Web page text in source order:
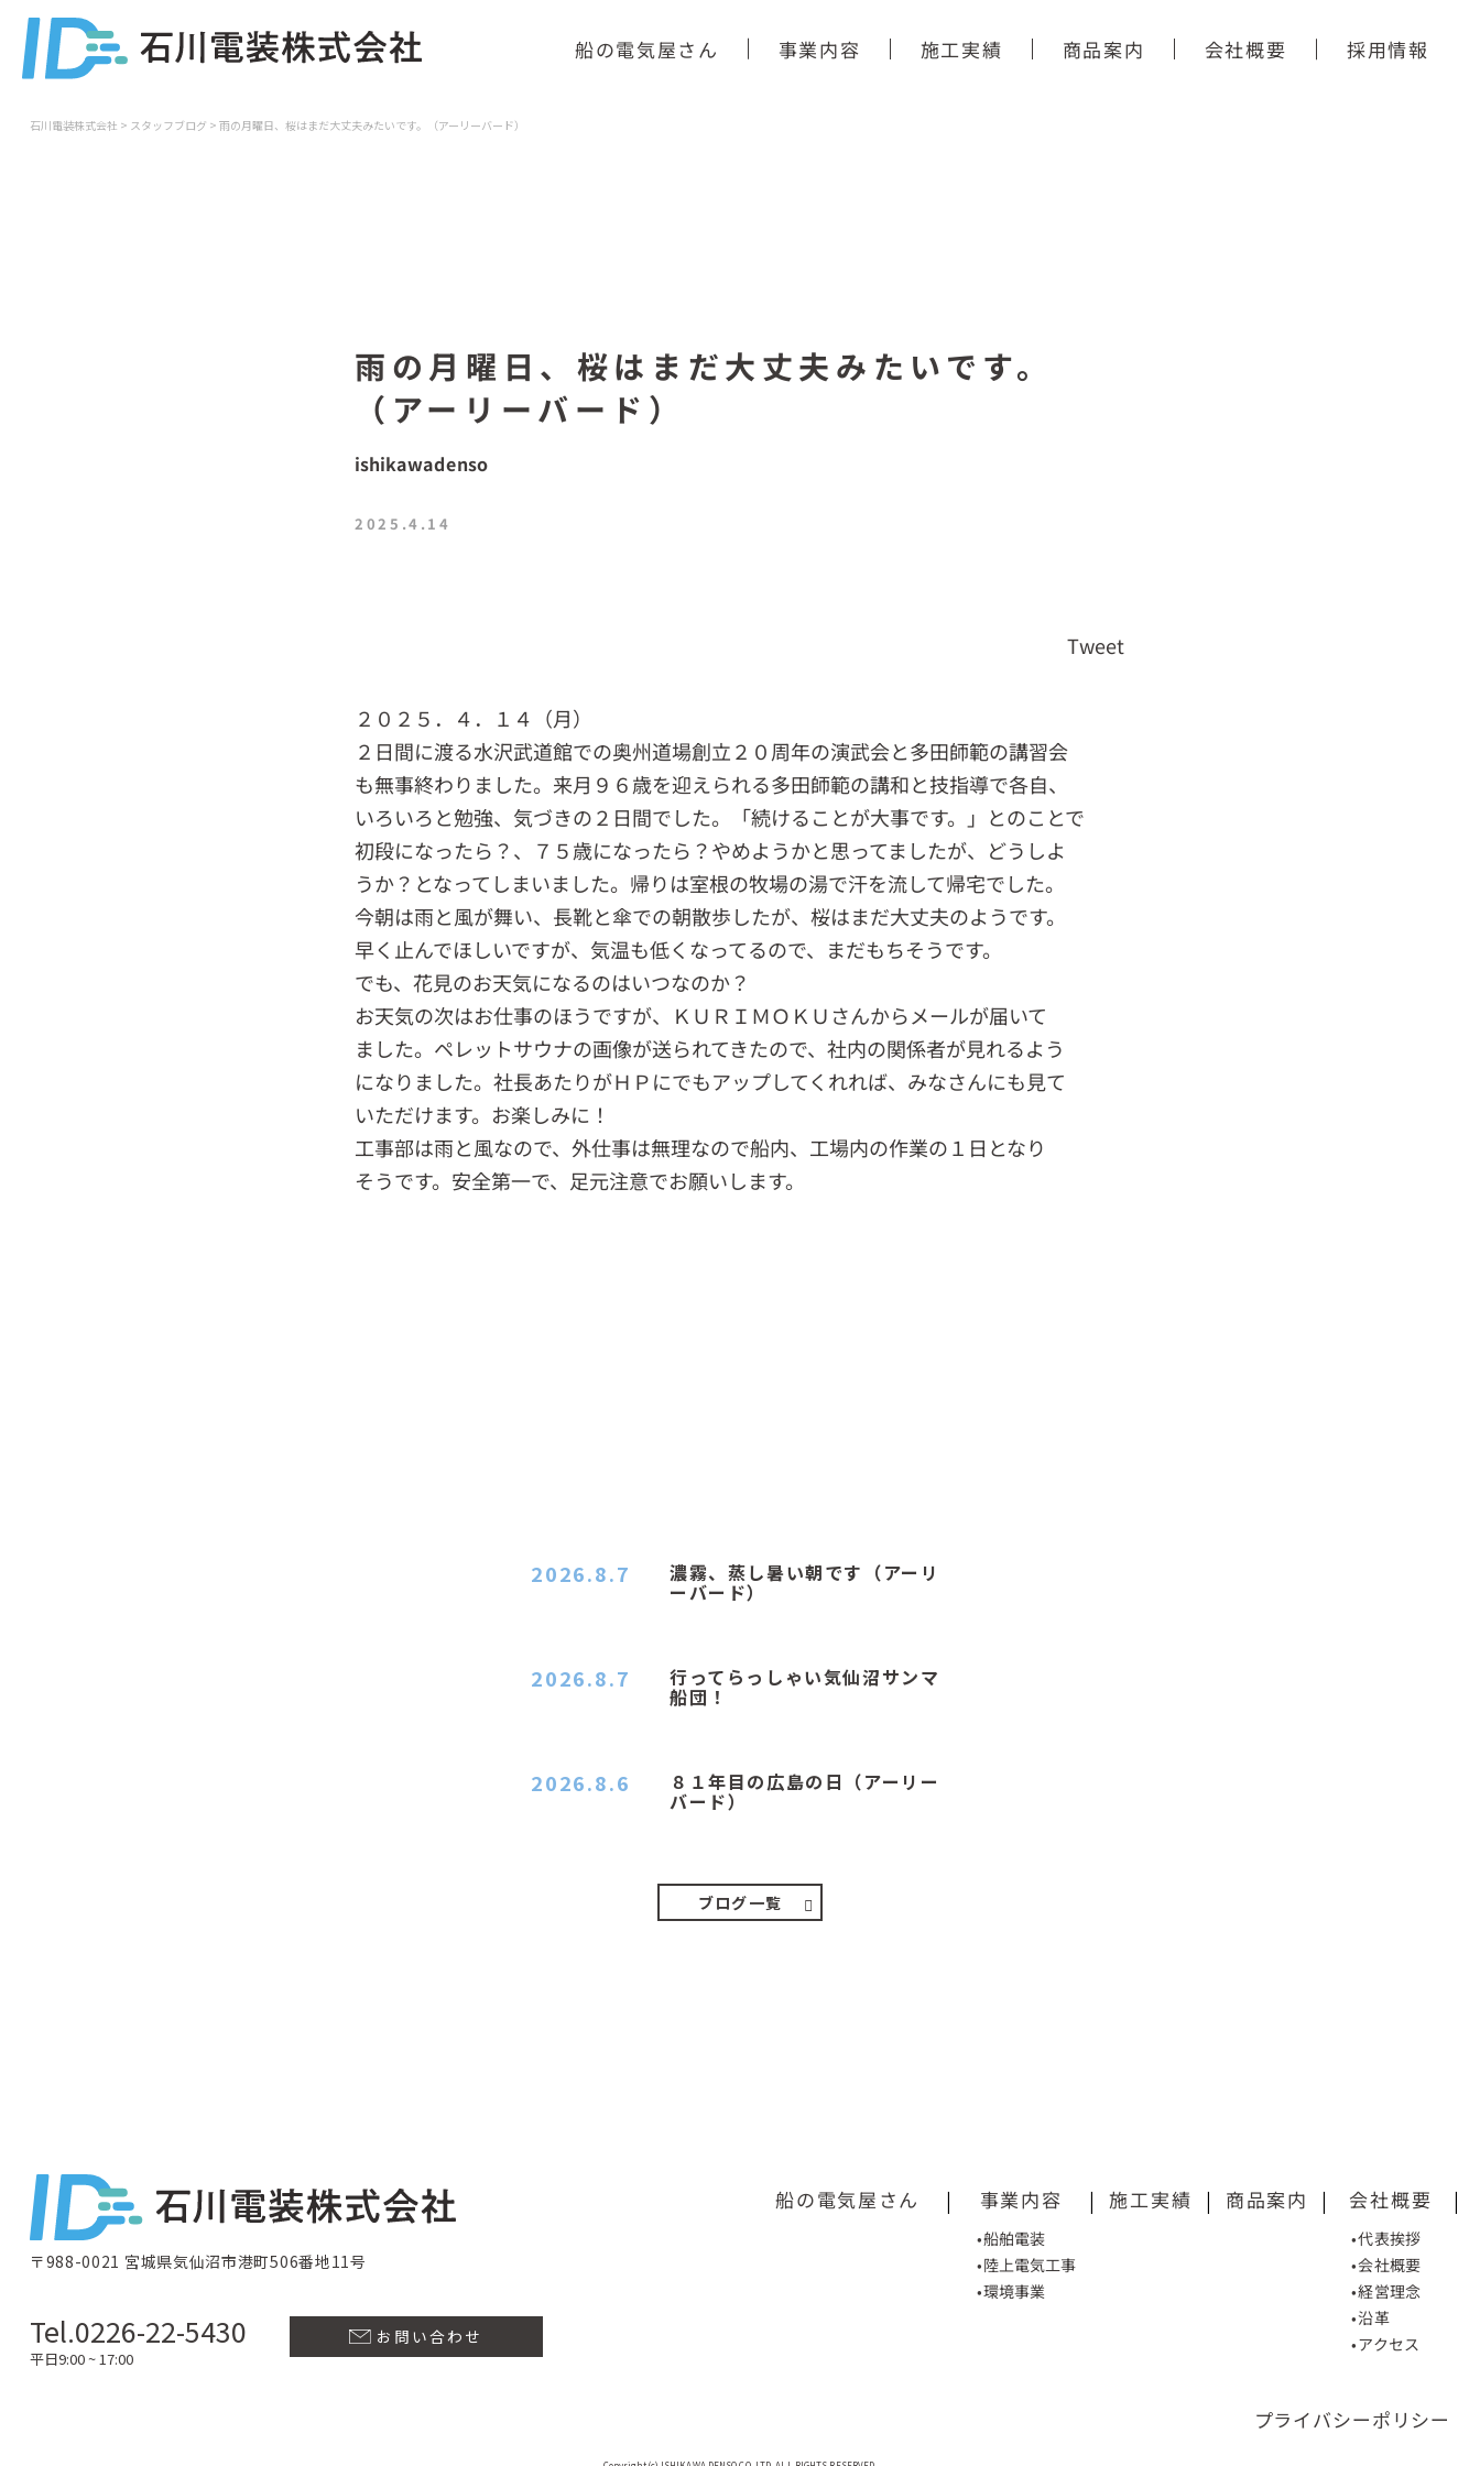
船の電気屋さん 事業内容 施工実績 商品案内 会社概要 採用情報
石川電装株式会社 > スタッフブログ > 雨の月曜日、桜はまだ大丈夫みたいです。（アーリーバード）
雨の月曜日、桜はまだ大丈夫みたいです。
（アーリーバード）
ishikawadenso
2025.4.14
Tweet
２０２５．４．１４（月）
２日間に渡る水沢武道館での奥州道場創立２０周年の演武会と多田師範の講習会
も無事終わりました。来月９６歳を迎えられる多田師範の講和と技指導で各自、
いろいろと勉強、気づきの２日間でした。「続けることが大事です。」とのことで
初段になったら？、７５歳になったら？やめようかと思ってましたが、どうしよ
うか？となってしまいました。帰りは室根の牧場の湯で汗を流して帰宅でした。
今朝は雨と風が舞い、長靴と傘での朝散歩したが、桜はまだ大丈夫のようです。
早く止んでほしいですが、気温も低くなってるので、まだもちそうです。
でも、花見のお天気になるのはいつなのか？
お天気の次はお仕事のほうですが、ＫＵＲＩＭＯＫＵさんからメールが届いて
ました。ペレットサウナの画像が送られてきたので、社内の関係者が見れるよう
になりました。社長あたりがＨＰにでもアップしてくれれば、みなさんにも見て
いただけます。お楽しみに！
工事部は雨と風なので、外仕事は無理なので船内、工場内の作業の１日となり
そうです。安全第一で、足元注意でお願いします。
濃霧、蒸し暑い朝です（アーリ
ーバード）
2026.8.7
行ってらっしゃい気仙沼サンマ
船団！
2026.8.7
８１年目の広島の日（アーリー
バード）
2026.8.6
ブログ一覧
〒988-0021 宮城県気仙沼市港町506番地11号
Tel.0226-22-5430
平日9:00 ~ 17:00
お問い合わせ
船の電気屋さん | 事業内容
•船舶電装
•陸上電気工事
•環境事業
| 施工実績 | 商品案内 | 会社概要
•代表挨拶
•会社概要
•経営理念
•沿革
•アクセス
|
プライバシーポリシー